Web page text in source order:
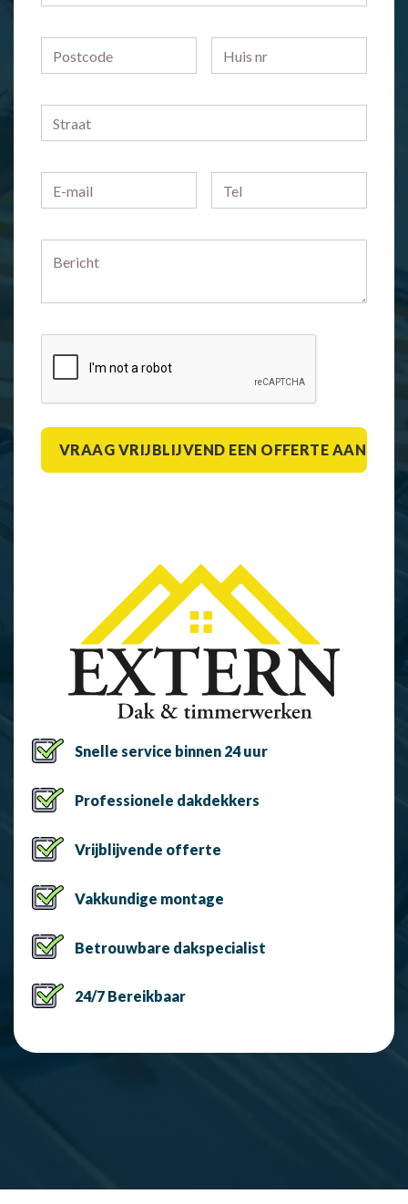
mailadres
Snelle service binnen 24 uur
Professionele dakdekkers
Vrijblijvende offerte
Vakkundige montage
Betrouwbare dakspecialist
24/7 Bereikbaar